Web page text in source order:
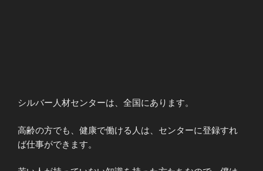
シルバー人材センターは、全国にあります。
高齢の方でも、健康で働ける人は、センターに登録すれ
ば仕事ができます。